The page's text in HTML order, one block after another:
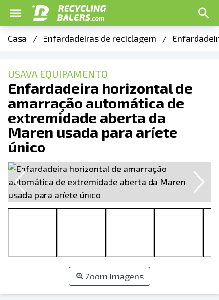
Casa / Enfardadeiras de reciclagem /
USAVA EQUIPAMENTO
Enfardadeira horizontal de
amarração automática de
extremidade aberta da
Maren usada para aríete
único
Zoom Imagens